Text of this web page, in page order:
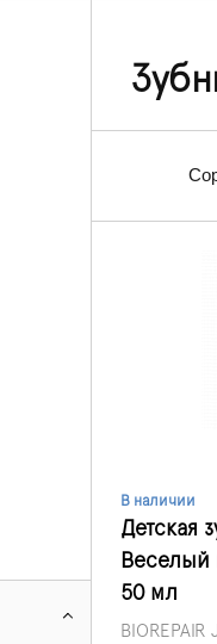
В наличии
Детская
Веселый
50 мл
BIOREPAIR